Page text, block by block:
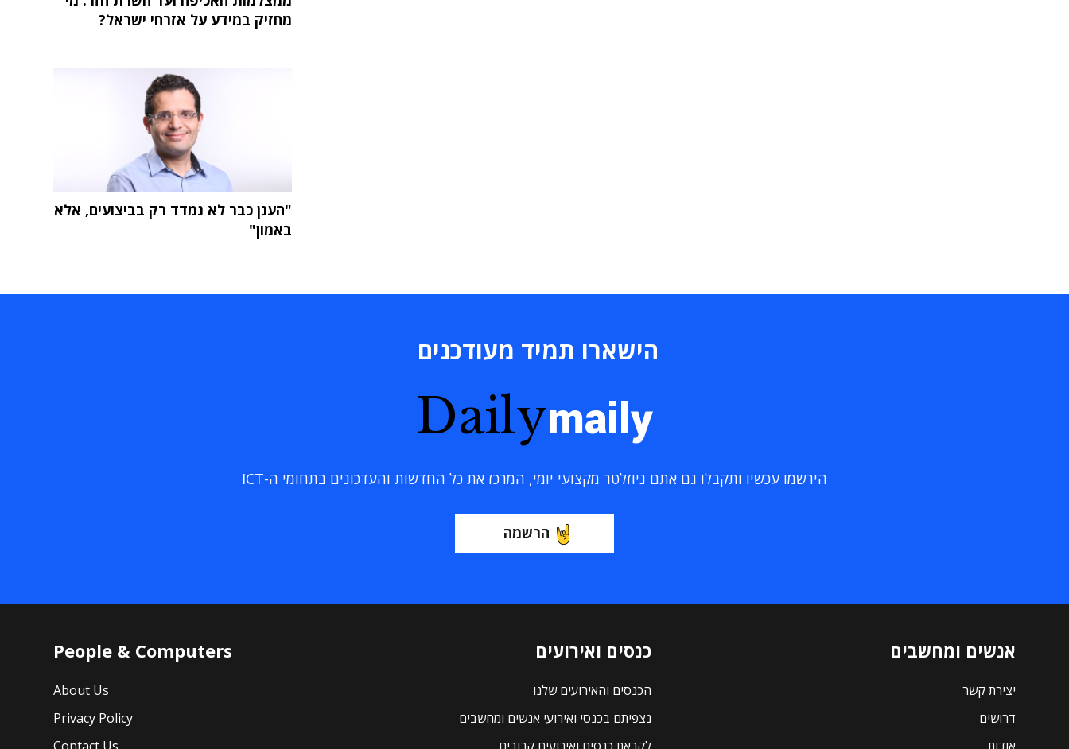
מחזיק במידע על אזרחי ישראל?
"הענן כבר לא נמדד רק בביצועים, אלא
באמון"
הישארו תמיד מעודכנים
Dailymaily
הירשמו עכשיו ותקבלו גם אתם ניוזלטר מקצועי יומי, המרכז את כל החדשות והעדכונים בתחומי ה-ICT
הרשמה
אנשים ומחשבים
יצירת קשר
דרושים
כנסים ואירועים
הכנסים והאירועים שלנו
נצפיתם בכנסי ואירועי אנשים ומחשבים
People & Computers
About Us
Privacy Policy